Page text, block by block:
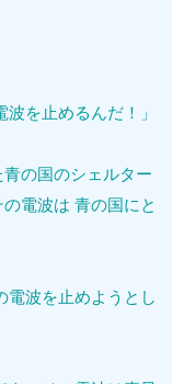
を止めるんだ！」
の国のシェルター
電波は 青の国にと
電波を止めようとし